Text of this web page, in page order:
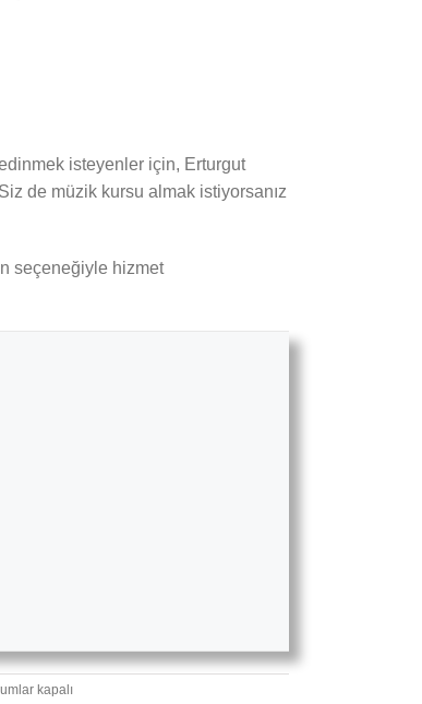
isteyenler için, Erturgut
de müzik kursu almak istiyorsanız
seçeneğiyle hizmet
kapalı